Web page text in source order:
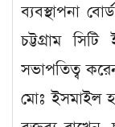
ব্যবস্থাপনা
চট্টগ্রাম
সভাপতিত্ব
মোঃ ইসমাইল